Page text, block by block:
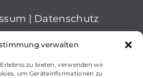
verwalten
zu bieten, verwenden wir
um Geräteinformationen zu
| Datenschutz
nanopool GmbH